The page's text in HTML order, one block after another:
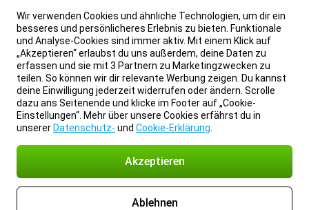
Wir verwenden Cookies und ähnliche Technologien, um dir ein
besseres und persönlicheres Erlebnis zu bieten. Funktionale
und Analyse-Cookies sind immer aktiv. Mit einem Klick auf
„Akzeptieren“ erlaubst du uns außerdem, deine Daten zu
erfassen und sie mit 3 Partnern zu Marketingzwecken zu
teilen. So können wir dir relevante Werbung zeigen. Du kannst
deine Einwilligung jederzeit widerrufen oder ändern. Scrolle
dazu ans Seitenende und klicke im Footer auf „Cookie-
Einstellungen“. Mehr über unsere Cookies erfährst du in
unserer Datenschutz- und Cookie-Erklärung
Akzeptieren
Ablehnen